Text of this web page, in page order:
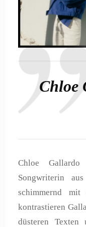
Chloe
Chloe Gallardo
Songwriterin
schimmernd
kontrastieren
düsteren Texten